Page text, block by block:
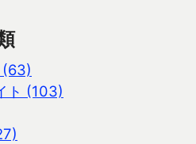
(63)
ト (103)